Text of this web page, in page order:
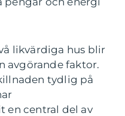
likvärdiga hus blir
avgörande faktor.
tydlig på
en central del av